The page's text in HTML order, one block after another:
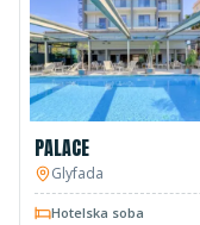
PALACE
Glyfada
Hotelska soba